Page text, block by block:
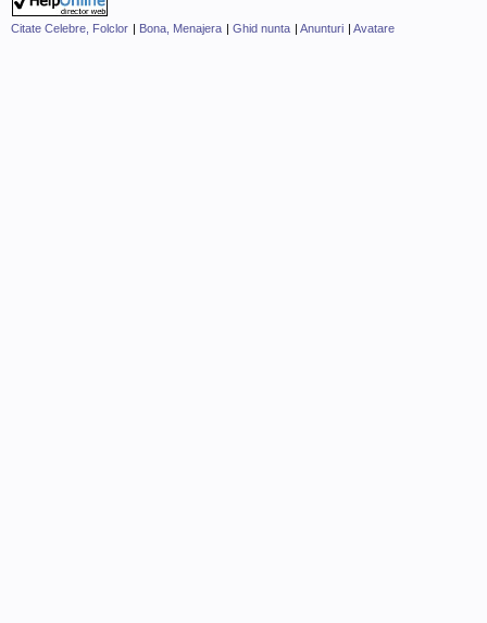
Citate Celebre, Folclor | Bona, Menajera | Ghid nunta | Anunturi | Avatare